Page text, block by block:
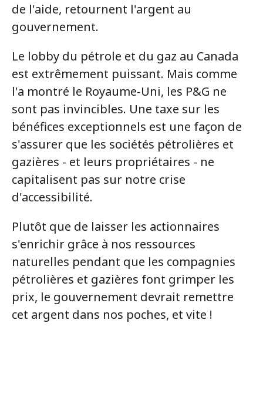
de l'aide, retournent l'argent au
gouvernement.
Le lobby du pétrole et du gaz au Canada
est extrêmement puissant. Mais comme
l'a montré le Royaume-Uni, les P&G ne
sont pas invincibles. Une taxe sur les
bénéfices exceptionnels est une façon de
s'assurer que les sociétés pétrolières et
gazières - et leurs propriétaires - ne
capitalisent pas sur notre crise
d'accessibilité.
Plutôt que de laisser les actionnaires
s'enrichir grâce à nos ressources
naturelles pendant que les compagnies
pétrolières et gazières font grimper les
prix, le gouvernement devrait remettre
cet argent dans nos poches, et vite !